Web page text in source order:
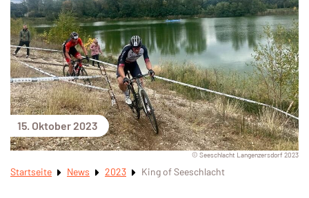
15. Oktober 2023
© Seeschlacht Langenzersdorf 2023
Startseite News 2023 King of Seeschlacht